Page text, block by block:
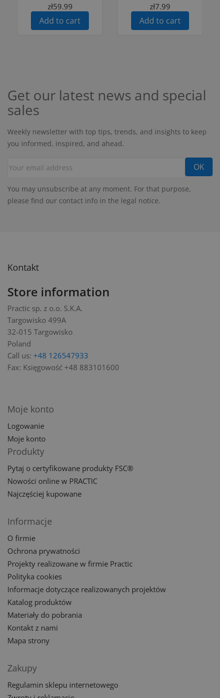
zł59.99
Add to cart
zł7.99
Add to cart
Get our latest news and special
sales
Weekly newsletter with top tips, trends, and insights to keep
you informed, inspired, and ahead.
You may unsubscribe at any moment. For that purpose,
please find our contact info in the legal notice.
Kontakt
Store information
Practic sp. z o.o. S.K.A.
Targowisko 499A
32-015 Targowisko
Poland
Call us: +48 126547933
Fax: Księgowość +48 883101600
Moje konto
Logowanie
Moje konto
Produkty
Pytaj o certyfikowane produkty FSC®
Nowości online w PRACTIC
Najczęściej kupowane
Informacje
O firmie
Ochrona prywatności
Projekty realizowane w firmie Practic
Polityka cookies
Informacje dotyczące realizowanych projektów
Katalog produktów
Materiały do pobrania
Kontakt z nami
Mapa strony
Zakupy
Regulamin sklepu internetowego